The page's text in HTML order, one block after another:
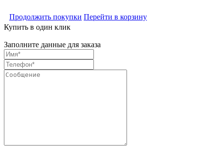
Продолжить покупки Перейти в корзину
Купить в один клик
Заполните данные для заказа